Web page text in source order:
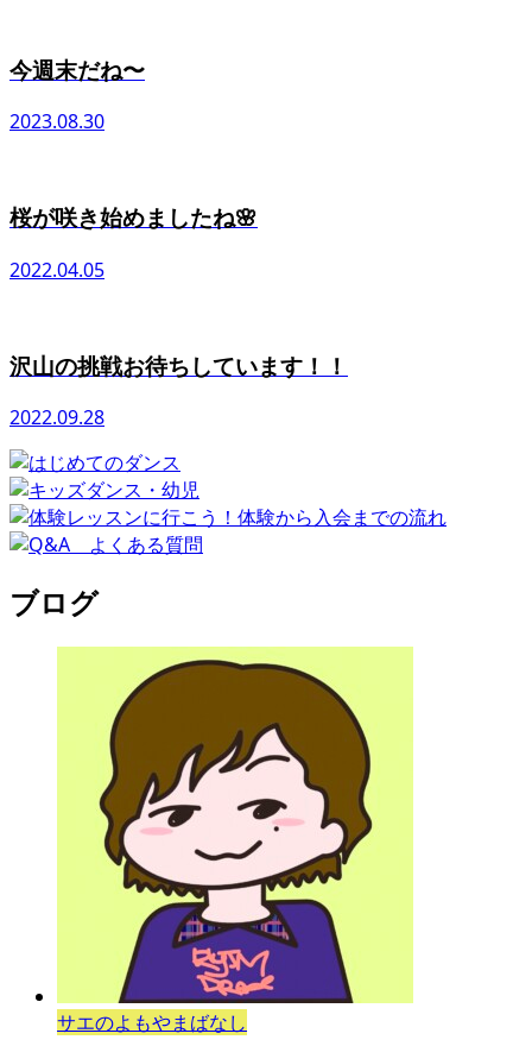
今週末だね〜
2023.08.30
桜が咲き始めましたね🌸
2022.04.05
沢山の挑戦お待ちしています！！
2022.09.28
ブログ
サエのよもやまばなし